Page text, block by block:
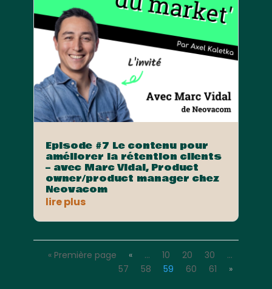
Episode #7 Le contenu pour
améliorer la rétention clients
– avec Marc Vidal, Product
owner/product manager chez
Neovacom
lire plus
« Première page « … 10 20 30
…
57
58 59 60 61 »